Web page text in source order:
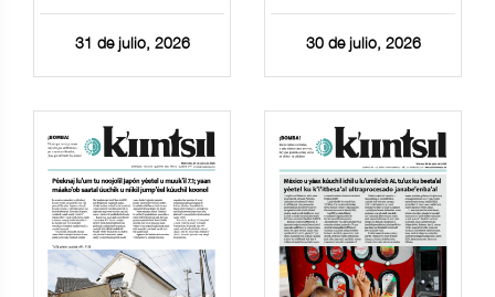
31 de julio, 2026 30 de julio, 2026